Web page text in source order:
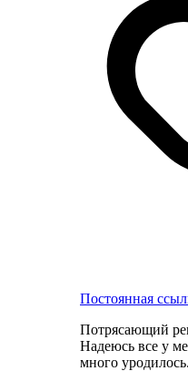
Постоянная
Потрясающий
Надеюсь все у
много уродилось.